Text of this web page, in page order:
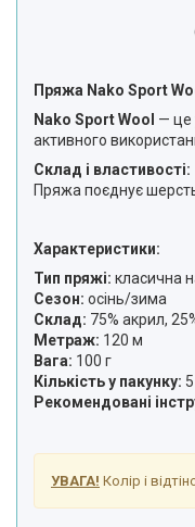
Пряжа Nako Sport
Nako Sport Wool — це
активного
Склад і властивості:
Пряжа поєднує
Характеристики:
Тип пряжі: класична
Сезон: осінь/зима
Склад: 75% акрил,
Метраж: 120 м
Вага: 100 г
Кількість у пакунку:
Рекомендовані
УВАГА! Колір і